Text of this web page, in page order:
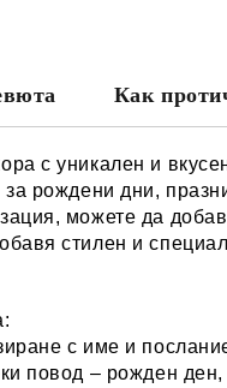
Как
с уникален и
рождени дни,
можете да
стилен и
с име и
повод – рожден